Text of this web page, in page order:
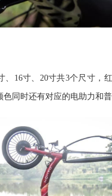
、16寸、20寸共3个尺寸，
同时还有对应的电助力和普